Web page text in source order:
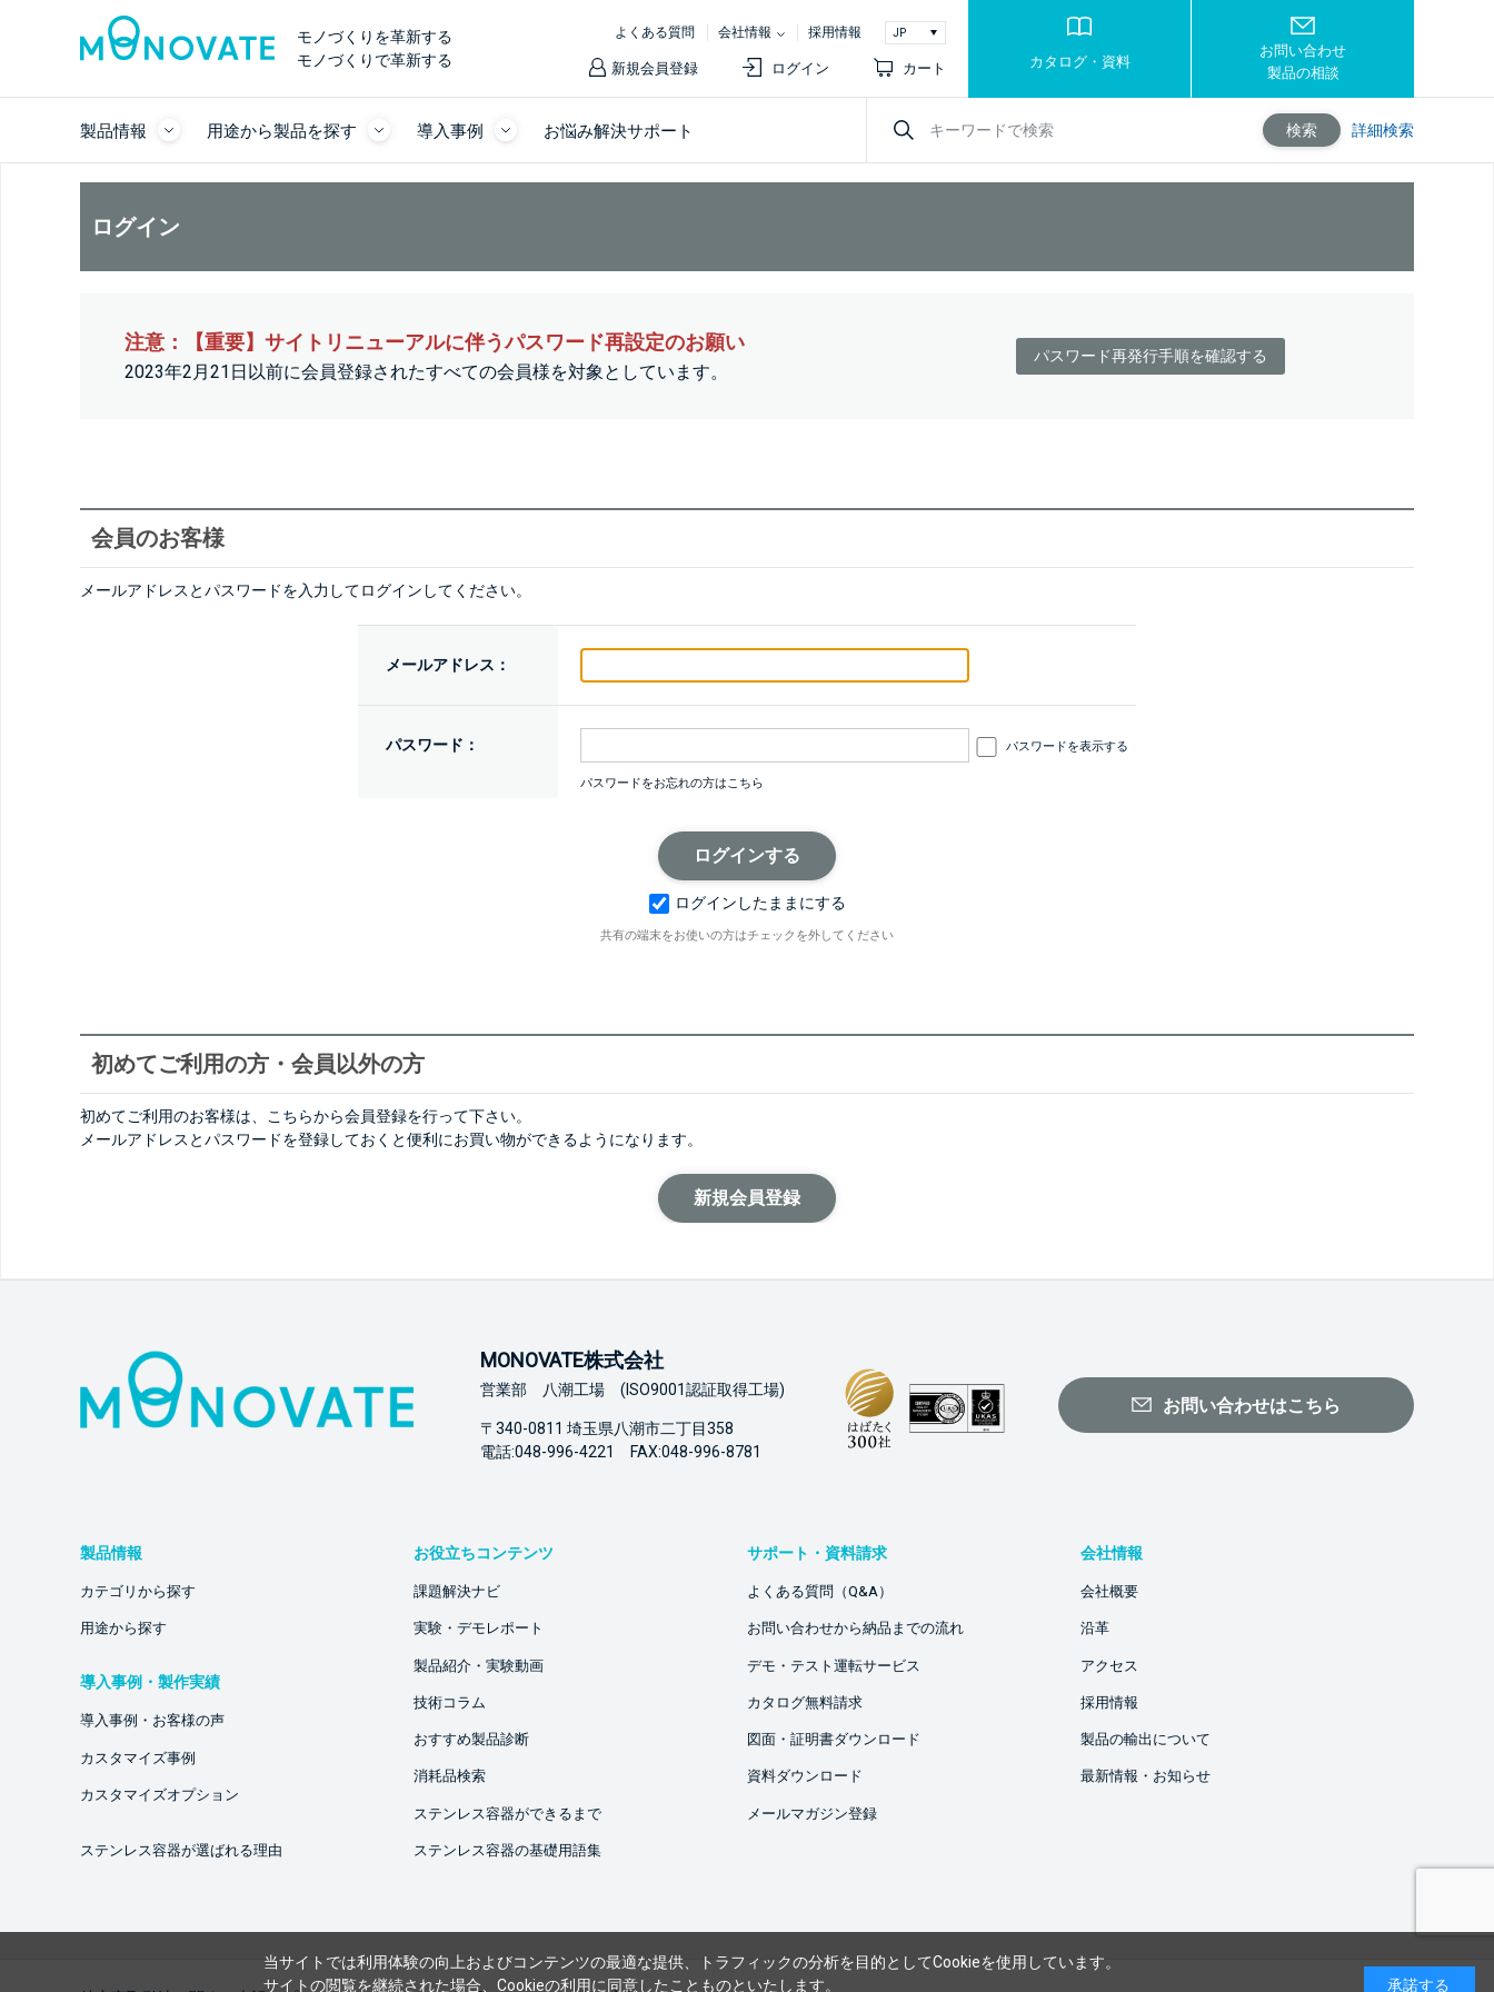
モノづくりを革新する
モノづくりで革新する
よくある質問 会社情報 採用情報
新規会員登録 ログイン カート カタログ・資料
お問い合わせ
製品の相談
製品情報 用途から製品を探す 導入事例 お悩み解決サポート 検索 詳細検索
ログイン
注意：【重要】サイトリニューアルに伴うパスワード再設定のお願い
2023年2月21日以前に会員登録されたすべての会員様を対象としています。
パスワード再発行手順を確認する
会員のお客様
メールアドレスとパスワードを入力してログインしてください。
メールアドレス：
パスワード： パスワードを表示する
パスワードをお忘れの方はこちら
ログインしたままにする
共有の端末をお使いの方はチェックを外してください
初めてご利用の方・会員以外の方
初めてご利用のお客様は、こちらから会員登録を行って下さい。
メールアドレスとパスワードを登録しておくと便利にお買い物ができるようになります。
MONOVATE株式会社
営業部 八潮工場 (ISO9001認証取得工場)
〒340-0811 埼玉県八潮市二丁目358
電話:048-996-4221 FAX:048-996-8781
お問い合わせはこちら
製品情報
カテゴリから探す
用途から探す
導入事例・製作実績
導入事例・お客様の声
カスタマイズ事例
カスタマイズオプション
ステンレス容器が選ばれる理由
お役立ちコンテンツ
課題解決ナビ
実験・デモレポート
製品紹介・実験動画
技術コラム
おすすめ製品診断
消耗品検索
ステンレス容器ができるまで
ステンレス容器の基礎用語集
サポート・資料請求
よくある質問（Q&A）
お問い合わせから納品までの流れ
デモ・テスト運転サービス
カタログ無料請求
図面・証明書ダウンロード
資料ダウンロード
メールマガジン登録
会社情報
会社概要
沿革
アクセス
採用情報
製品の輸出について
最新情報・お知らせ
当サイトでは利用体験の向上およびコンテンツの最適な提供、トラフィックの分析を目的としてCookieを使用しています。
サイトの閲覧を継続された場合、Cookieの利用に同意したことものといたします。
承諾する